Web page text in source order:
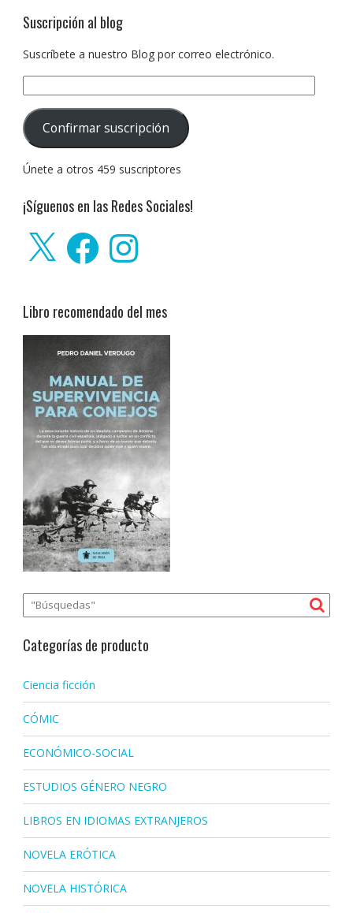
Suscripción al blog
Suscríbete a nuestro Blog por correo electrónico.
de
correo
electrónico:
Confirmar suscripción
Únete a otros 459 suscriptores
¡Síguenos en las Redes Sociales!
FacebookInstagram
Libro recomendado del mes
Categorías de producto
Ciencia ficción
CÓMIC
ECONÓMICO-SOCIAL
ESTUDIOS GÉNERO NEGRO
LIBROS EN IDIOMAS EXTRANJEROS
NOVELA ERÓTICA
NOVELA HISTÓRICA